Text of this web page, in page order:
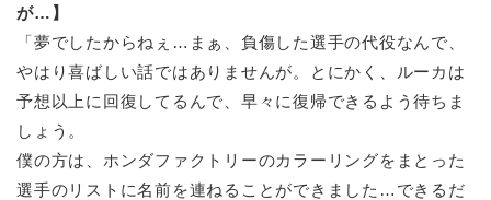
が…】
「夢でしたからねぇ…まぁ、負傷した選手の代役なんで、
やはり喜ばしい話ではありませんが。とにかく、ルーカは
予想以上に回復してるんで、早々に復帰できるよう待ちま
しょう。
僕の方は、ホンダファクトリーのカラーリングをまとった
選手のリストに名前を連ねることができました…できるだ